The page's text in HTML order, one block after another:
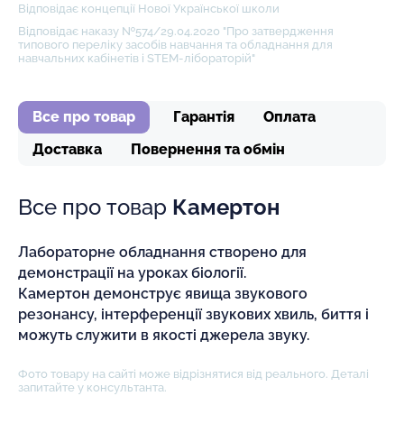
Відповідає концепції Нової Української школи
Відповідає наказу №574/29.04.2020 "Про затвердження
типового переліку засобів навчання та обладнання для
навчальних кабінетів і STEM-лібораторій"
Все про товар Гарантія
Оплата
Доставка
Повернення та обмін
Все про товар Камертон
Лабораторне обладнання створено для
демонстрації на уроках біології.
Камертон демонструє явища звукового
резонансу, інтерференції звукових хвиль, биття і
можуть служити в якості джерела звуку.
Фото товару на сайті може відрізнятися від реального. Деталі
запитайте у консультанта.